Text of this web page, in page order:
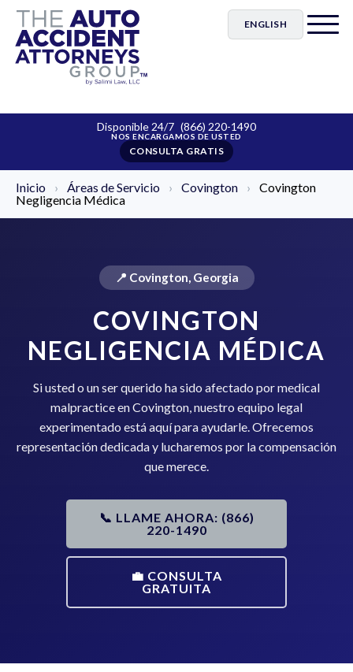
ENGLISH
Disponible 24/7 (866) 220-1490
CONSULTA GRATIS
Inicio › Áreas de Servicio › Covington ›
Covington
Negligencia Médica
📍 Covington, Georgia
COVINGTON
NEGLIGENCIA MÉDICA
Si usted o un ser querido ha sido afectado por medical
malpractice en Covington, nuestro equipo legal
experimentado está aquí para ayudarle. Ofrecemos
representación dedicada y lucharemos por la compensación
que merece.
📞 LLAME AHORA: (866)
220-1490
💼 CONSULTA
GRATUITA